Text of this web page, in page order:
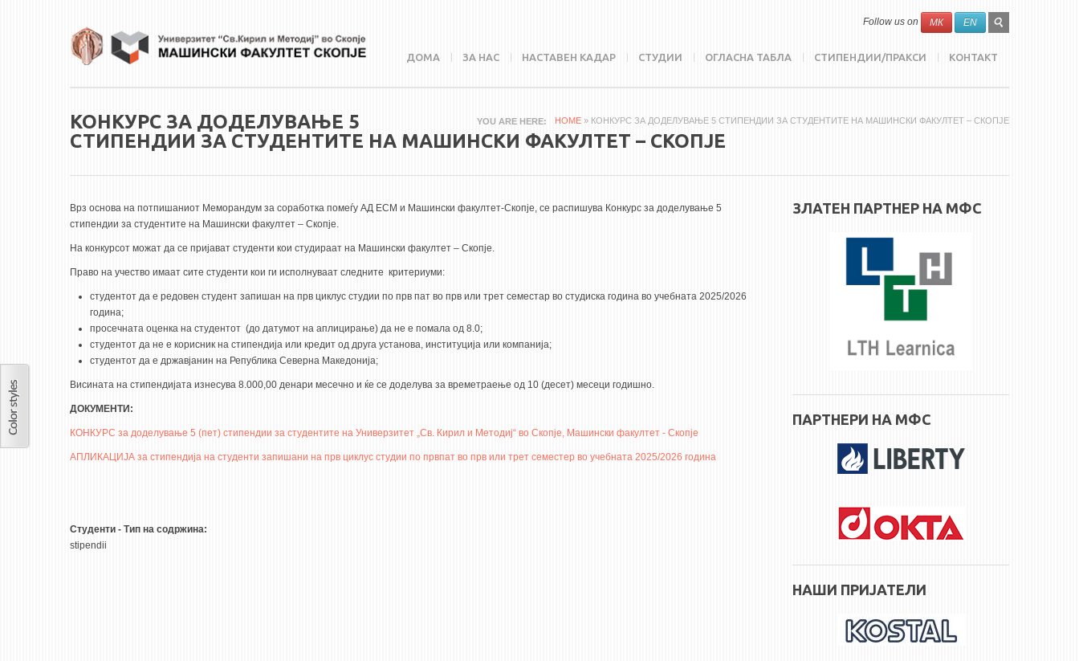
SEARCH
FORM
Search
Follow us on МК EN
ДОМА ЗА НАС НАСТАВЕН КАДАР СТУДИИ ОГЛАСНА ТАБЛА СТИПЕНДИИ/ПРАКСИ КОНТАКТ
YOU ARE HERE HOME » КОНКУРС ЗА ДОДЕЛУВАЊЕ 5 СТИПЕНДИИ ЗА СТУДЕНТИТЕ НА МАШИНСКИ ФАКУЛТЕТ – СКОПЈЕ
КОНКУРС ЗА ДОДЕЛУВАЊЕ 5
СТИПЕНДИИ ЗА СТУДЕНТИТЕ НА МАШИНСКИ ФАКУЛТЕТ – СКОПЈЕ
Врз основа на потпишаниот Меморандум за соработка помеѓу АД ЕСМ и Машински факултет-Скопје, се распишува Конкурс за доделување 5
стипендии за студентите на Машински факултет – Скопје.
На конкурсот можат да се пријават студенти кои студираат на Машински факултет – Скопје.
Право на учество имаат сите студенти кои ги исполнуваат следните критериуми:
студентот да е редовен студент запишан на прв циклус студии по прв пат во прв или трет семестар во студиска година во учебната 2025/2026
година;
просечната оценка на студентот (до датумот на аплицирање) да не е помала од 8.0;
студентот да не е корисник на стипендија или кредит од друга установа, институција или компанија;
студентот да е државјанин на Република Северна Македонија;
Висината на стипендијата изнесува 8.000,00 денари месечно и ќе се доделува за времетраење од 10 (десет) месеци годишно.
ДОКУМЕНТИ:
КОНКУРС за доделување 5 (пет) стипендии за студентите на Универзитет „Св. Кирил и Методиј“ во Скопје, Машински факултет - Скопје
АПЛИКАЦИЈА за стипендија на студенти запишани на прв циклус студии по првпат во прв или трет семестер во учебната 2025/2026 година
Студенти - Тип на содржина:
stipendii
ЗЛАТЕН ПАРТНЕР НА МФС
ПАРТНЕРИ НА МФС
НАШИ ПРИЈАТЕЛИ